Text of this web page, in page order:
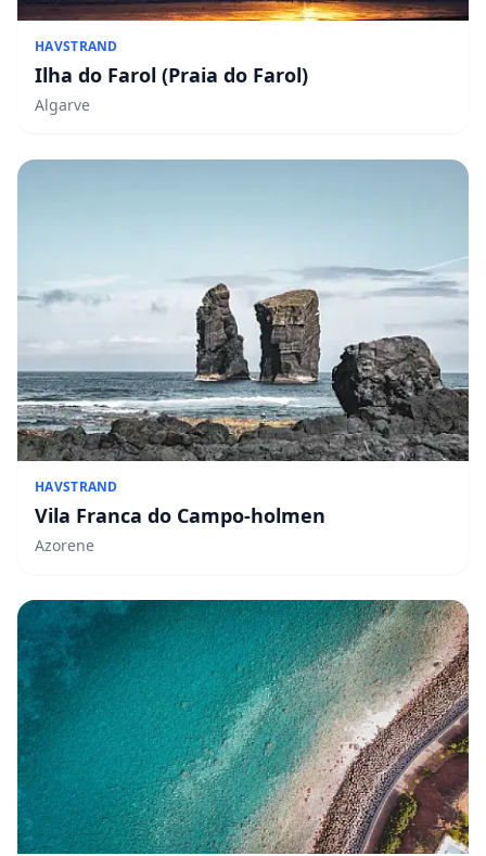
HAVSTRAND
Ilha do Farol (Praia do Farol)
Algarve
HAVSTRAND
Vila Franca do Campo-holmen
Azorene